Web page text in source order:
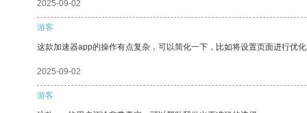
2025-09-02
游客
这款加速器app的操作有点复杂，可以简化一下，比如将设置页面进行优
2025-09-02
游客